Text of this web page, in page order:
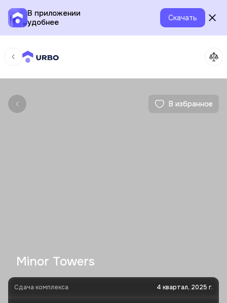
В приложении
удобнее
Скачать
В избранное
Minor Towers
Сдача комплекса 4 квартал, 2025 г.